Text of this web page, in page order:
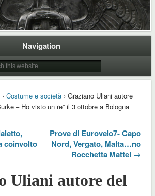
Navigation
› Costume e società› Graziano Uliani autore
– Ho visto un re” il 3 ottobre a Bologna
coinvolto
Prove di Eurovelo7- Capo
Nord, Vergato, Malta…no
Rocchetta Mattei →
Uliani autore del